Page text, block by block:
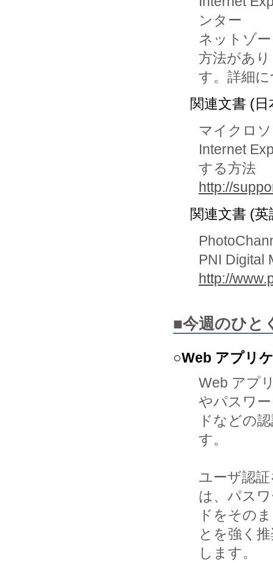
ンター
ネットゾ
方法があ
す。詳細
関連文書 (日
マイクロ
Internet
する方法
http://
関連文書 (英
PNI Digital
http://
■今週のひと
○Web アプリ
Web アプ
やパスワー
ドなどの
す。
ユーザ認
は、パス
ドをその
とを強く
します。